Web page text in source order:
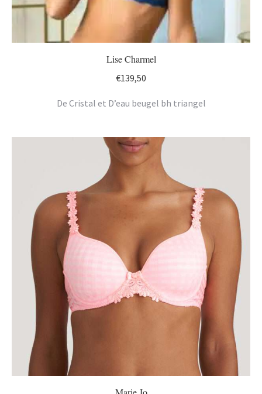
Lise Charmel
€139,50
De Cristal et D’eau beugel bh triangel